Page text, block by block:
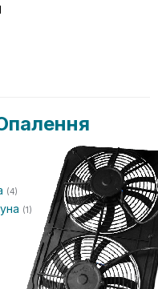
(4)
(1)